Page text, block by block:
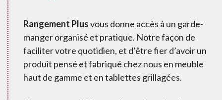
Rangement Plusvous donne accès à un garde-
manger organisé et pratique. Notre façon de
faciliter votre quotidien, et d’être fier d’avoir un
produit pensé et fabriqué chez nous en meuble
haut de gamme et en tablettes grillagées.